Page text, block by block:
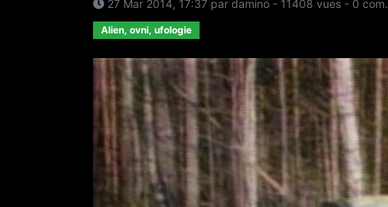
27 Mar 2014, 17:37 par damino - 11408 vues - 0 com.
Alien, ovni, ufologie